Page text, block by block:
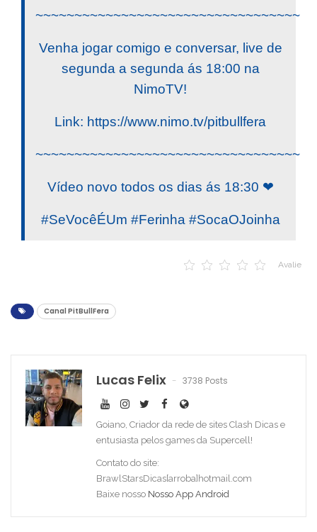
~~~~~~~~~~~~~~~~~~~~~~~~~~~~~~~~~~
Venha jogar comigo e conversar, live de
segunda a segunda ás 18:00 na
NimoTV!
Link: https://www.nimo.tv/pitbullfera
~~~~~~~~~~~~~~~~~~~~~~~~~~~~~~~~~~
Vídeo novo todos os dias ás 18:30 ❤
#SeVocêÉUm #Ferinha #SocaOJoinha
Avalie
Canal PitBullFera
Lucas Felix 3738 Posts
Goiano, Criador da rede de sites Clash Dicas e
entusiasta pelos games da Supercell!
Contato do site:
BrawlStarsDicas[arroba]hotmail.com
Baixe nosso Nosso App Android